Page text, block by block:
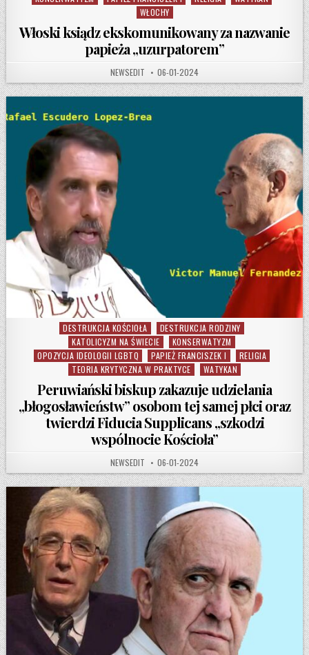
WŁOCHY
Włoski ksiądz ekskomunikowany za nazwanie
papieża „uzurpatorem”
AUTHOR:
NEWSEDIT PUBLISHED DATE:
06-01-2024
Posted in
DESTRUKCJA KOŚCIOŁA
DESTRUKCJA RODZINY
KATOLICYZM NA ŚWIECIE
KONSERWATYZM
OPOZYCJA IDEOLOGII LGBTQ
PAPIEŻ FRANCISZEK I
RELIGIA
TEORIA KRYTYCZNA W PRAKTYCE
WATYKAN
Peruwiański biskup zakazuje udzielania
„błogosławieństw” osobom tej samej płci oraz
twierdzi Fiducia Supplicans „szkodzi
wspólnocie Kościoła”
AUTHOR:
NEWSEDIT PUBLISHED DATE:
06-01-2024